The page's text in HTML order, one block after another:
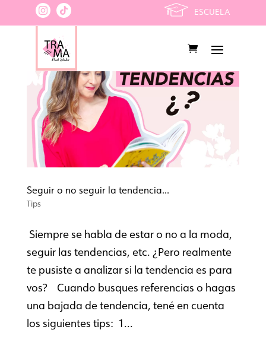
ESCUELA
Seguir o no seguir la tendencia…
Tips
Siempre se habla de estar o no a la moda,
seguir las tendencias, etc. ¿Pero realmente
te pusiste a analizar si la tendencia es para
vos? Cuando busques referencias o hagas
una bajada de tendencia, tené en cuenta
los siguientes tips: 1...